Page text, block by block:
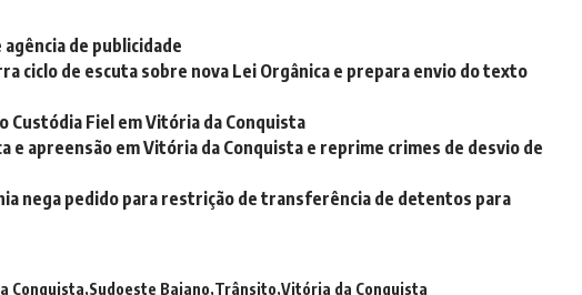
de publicidade
ciclo de escuta sobre nova Lei Orgânica e prepara envio do texto
Custódia Fiel em Vitória da Conquista
e apreensão em Vitória da Conquista e reprime crimes de desvio de
nega pedido para restrição de transferência de detentos para
Conquista Sudoeste Baiano Trânsito Vitória da Conquista